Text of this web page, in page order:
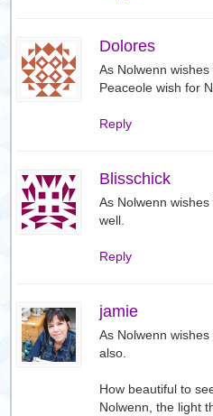
Dolores
As Nolwenn
Peaceole wish for
Reply
Blisschick
As Nolwenn
well.
Reply
jamie
As Nolwenn
also.
How beautiful to
Nolwenn, the light